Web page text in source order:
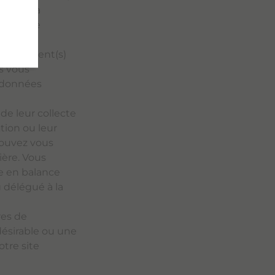
de la
via le
vous
leur collecte
ou leur
vous
Vous
en balance
à la
de
ou une
site